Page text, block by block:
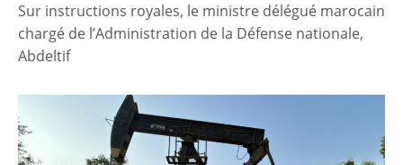
Sur instructions royales, le ministre délégué marocain
chargé de l’Administration de la Défense nationale,
Abdeltif